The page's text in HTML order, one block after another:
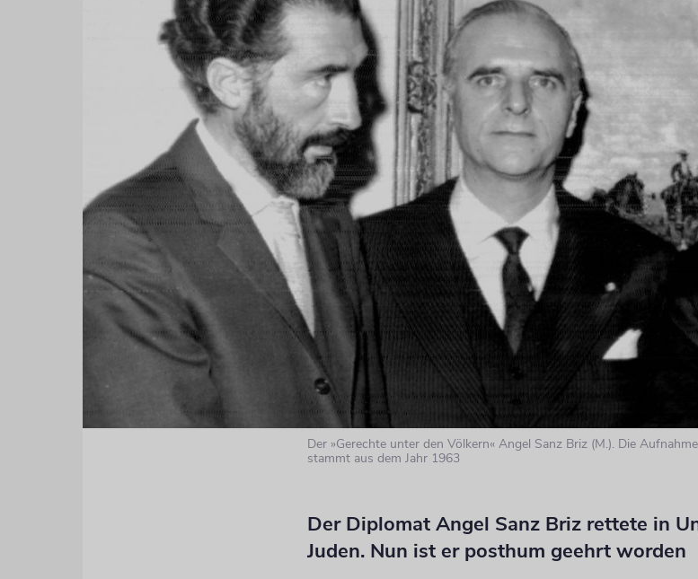
Der »Gerechte unter den Völkern« Angel Sanz Briz (M.). Die Aufnahme
stammt aus dem Jahr 1963
Der Diplomat Angel Sanz Briz rettete in
Juden. Nun ist er posthum geehrt worden